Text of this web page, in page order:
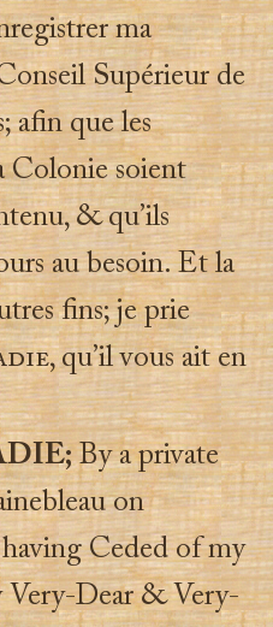
ma
Supérieur de
afin que les
Colonie soient
& qu’ils
au besoin. Et la
fins; je prie
, qu’il vous ait en
By a private
on
Ceded of my
Dear & Very-